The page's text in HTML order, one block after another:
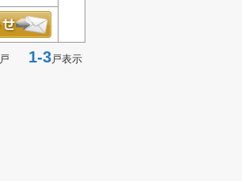
戸 1-3戸表示